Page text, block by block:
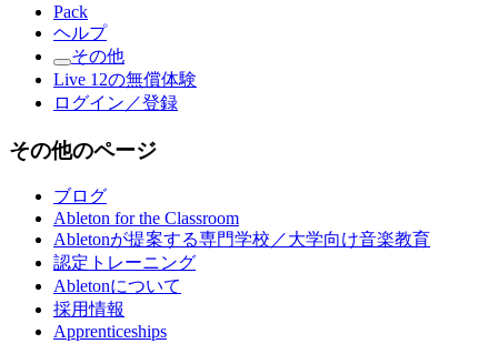
Pack
ヘルプ
その他
Live 12の無償体験
ログイン／登録
その他のページ
ブログ
Ableton for the Classroom
Abletonが提案する専門学校／大学向け音楽教育
認定トレーニング
Abletonについて
採用情報
Apprenticeships